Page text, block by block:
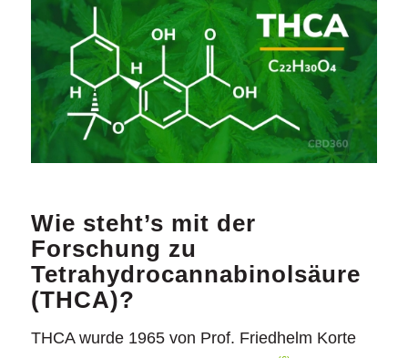
Wie steht’s mit der
Forschung zu
Tetrahydrocannabinolsäure
(THCA)?
THCA wurde 1965 von Prof. Friedhelm Korte